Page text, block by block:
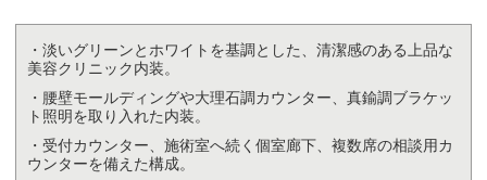
・淡いグリーンとホワイトを基調とした、清潔感のある上品な
美容クリニック内装。
・腰壁モールディングや大理石調カウンター、真鍮調ブラケッ
ト照明を取り入れた内装。
・受付カウンター、施術室へ続く個室廊下、複数席の相談用カ
ウンターを備えた構成。